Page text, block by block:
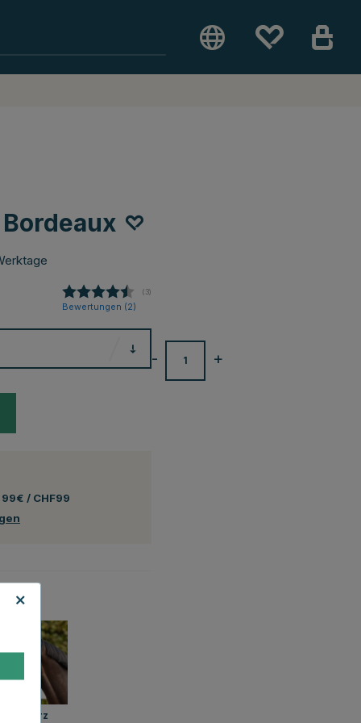
(abgegebene bewertungen:
3)
Bewertungen (2)
+
-
/ CHF99
Schwarz